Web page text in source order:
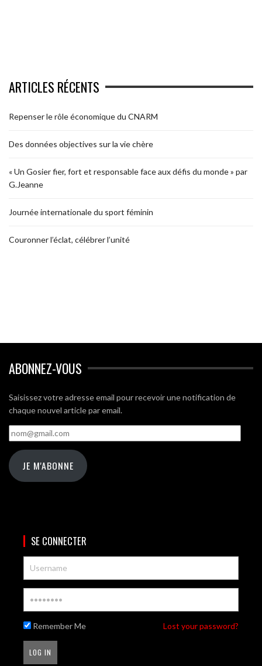
ARTICLES RÉCENTS
Repenser le rôle économique du CNARM
Des données objectives sur la vie chère
« Un Gosier fier, fort et responsable face aux défis du monde » par
G.Jeanne
Journée internationale du sport féminin
Couronner l’éclat, célébrer l’unité
ABONNEZ-VOUS
Saisissez votre adresse email pour recevoir une notification de
chaque nouvel article par email.
nom@gmail.com
JE M'ABONNE
SE CONNECTER
Remember Me Lost your password?